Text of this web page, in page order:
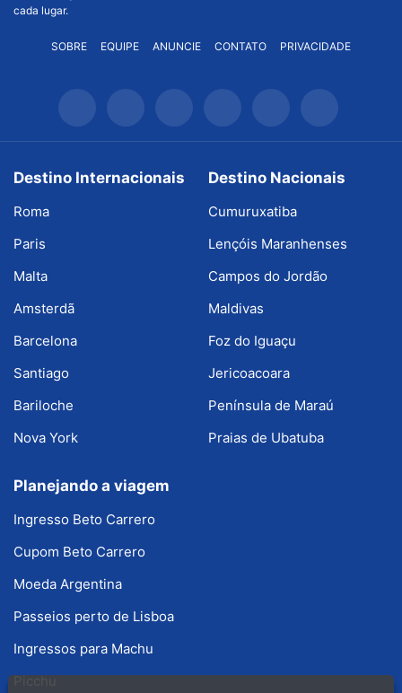
cada lugar.
SOBRE EQUIPE ANUNCIE CONTATO PRIVACIDADE
Destino Internacionais
Roma
Paris
Malta
Amsterdã
Barcelona
Santiago
Bariloche
Nova York
Destino Nacionais
Cumuruxatiba
Lençóis Maranhenses
Campos do Jordão
Maldivas
Foz do Iguaçu
Jericoacoara
Península de Maraú
Praias de Ubatuba
Planejando a viagem
Ingresso Beto Carrero
Cupom Beto Carrero
Moeda Argentina
Passeios perto de Lisboa
Ingressos para Machu
Picchu